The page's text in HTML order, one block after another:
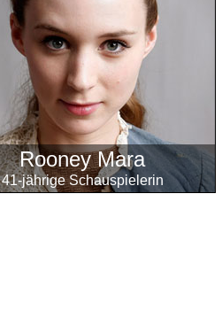
Rooney Mara
41-jährige Schauspielerin